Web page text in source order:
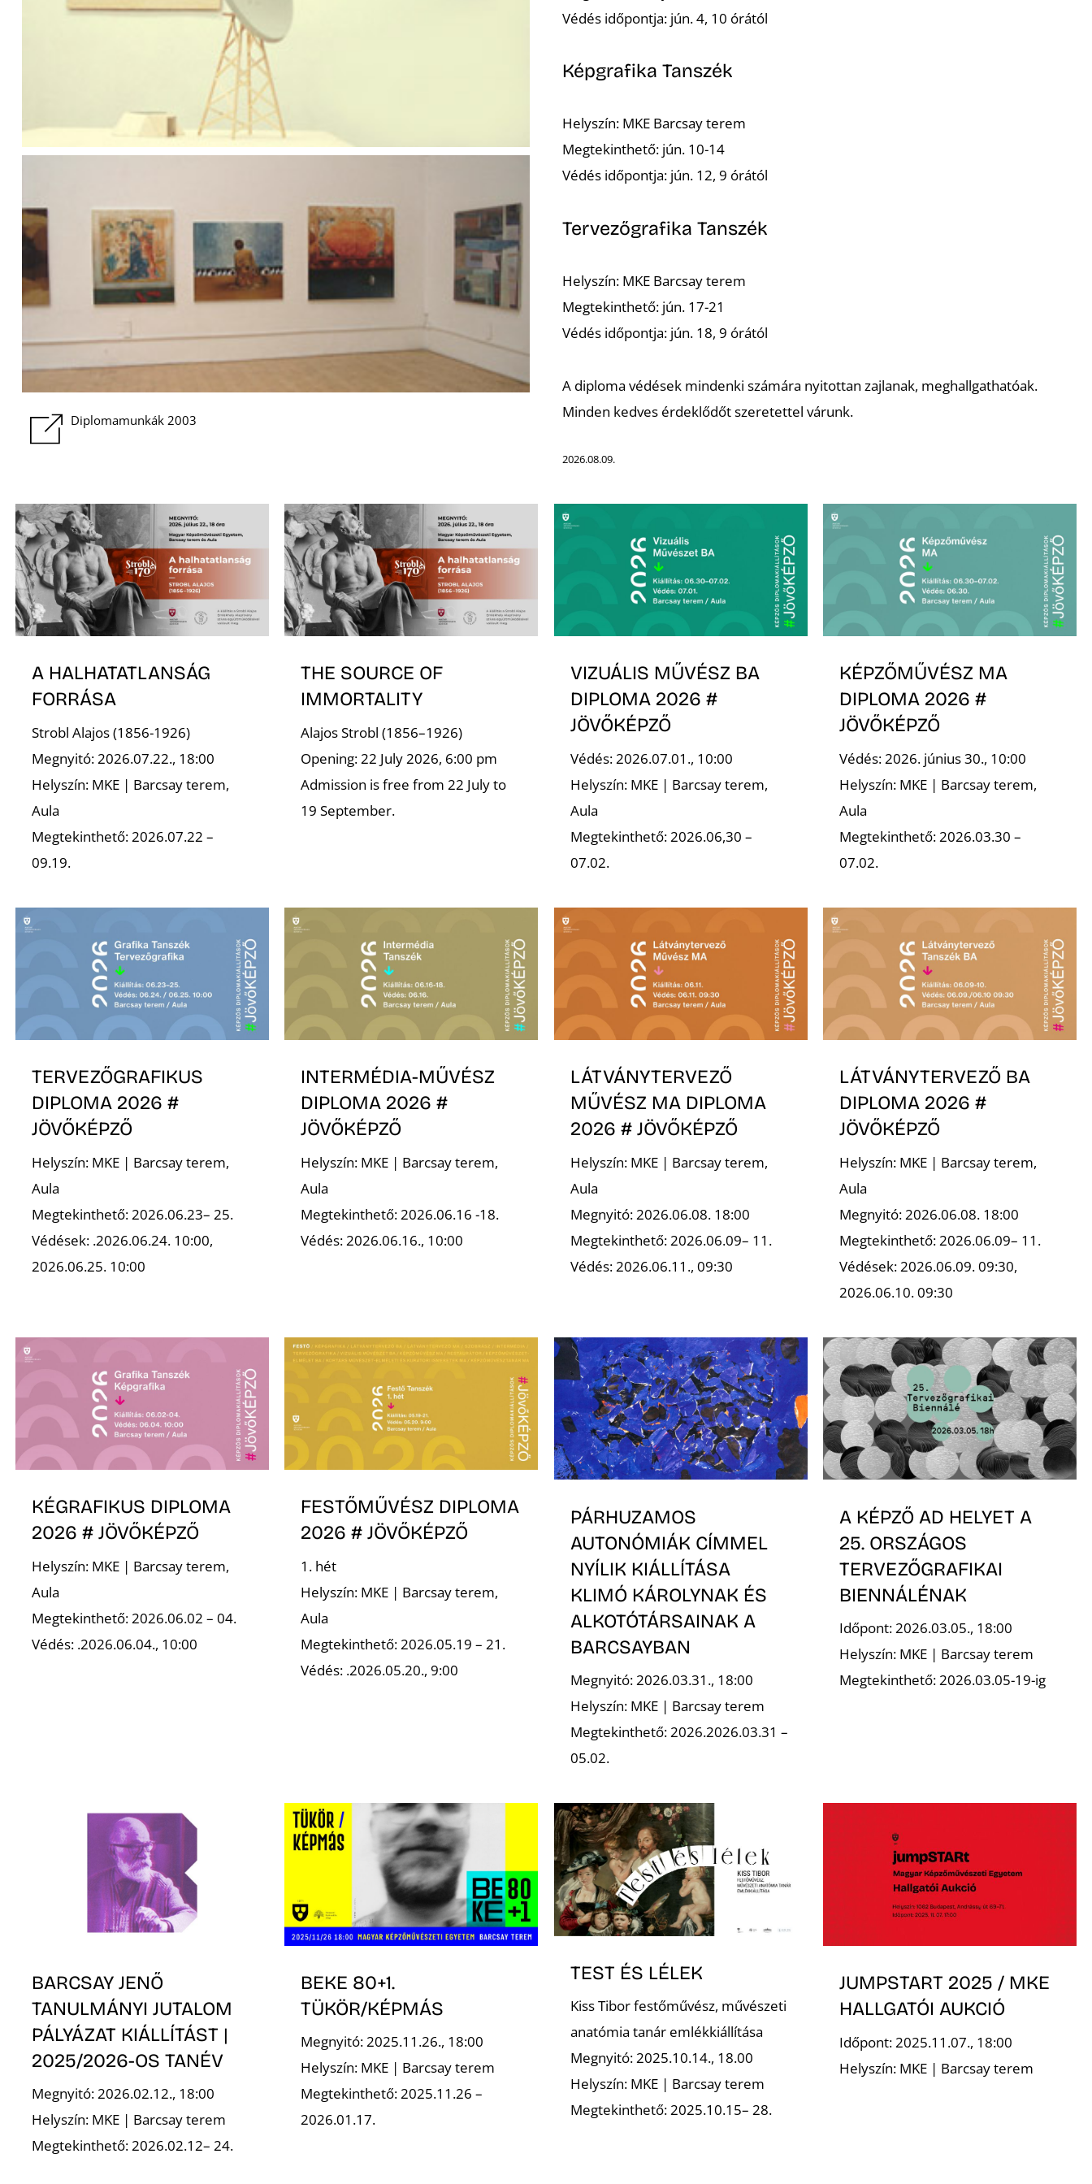
Diplomamunkák 2003
Védés időpontja: jún. 4, 10 órától
Képgrafika Tanszék
Helyszín: MKE Barcsay terem
Megtekinthető: jún. 10-14
Védés időpontja: jún. 12, 9 órától
Tervezőgrafika Tanszék
Helyszín: MKE Barcsay terem
Megtekinthető: jún. 17-21
Védés időpontja: jún. 18, 9 órától
A diploma védések mindenki számára nyitottan zajlanak, meghallgathatóak.
Minden kedves érdeklődőt szeretettel várunk.
2026.08.09.
A HALHATATLANSÁG
FORRÁSA
Strobl Alajos (1856-1926)
Megnyitó: 2026.07.22., 18:00
Helyszín: MKE | Barcsay terem,
Aula
Megtekinthető: 2026.07.22 –
09.19.
THE SOURCE OF
IMMORTALITY
Alajos Strobl (1856–1926)
Opening: 22 July 2026, 6:00 pm
Admission is free from 22 July to
19 September.
VIZUÁLIS MŰVÉSZ BA
DIPLOMA 2026 #
JÖVŐKÉPZŐ
Védés: 2026.07.01., 10:00
Helyszín: MKE | Barcsay terem,
Aula
Megtekinthető: 2026.06,30 –
07.02.
KÉPZŐMŰVÉSZ MA
DIPLOMA 2026 #
JÖVŐKÉPZŐ
Védés: 2026. június 30., 10:00
Helyszín: MKE | Barcsay terem,
Aula
Megtekinthető: 2026.03.30 –
07.02.
TERVEZŐGRAFIKUS
DIPLOMA 2026 #
JÖVŐKÉPZŐ
Helyszín: MKE | Barcsay terem,
Aula
Megtekinthető: 2026.06.23– 25.
Védések: .2026.06.24. 10:00,
2026.06.25. 10:00
INTERMÉDIA-MŰVÉSZ
DIPLOMA 2026 #
JÖVŐKÉPZŐ
Helyszín: MKE | Barcsay terem,
Aula
Megtekinthető: 2026.06.16 -18.
Védés: 2026.06.16., 10:00
LÁTVÁNYTERVEZŐ
MŰVÉSZ MA DIPLOMA
2026 # JÖVŐKÉPZŐ
Helyszín: MKE | Barcsay terem,
Aula
Megnyitó: 2026.06.08. 18:00
Megtekinthető: 2026.06.09– 11.
Védés: 2026.06.11., 09:30
LÁTVÁNYTERVEZŐ BA
DIPLOMA 2026 #
JÖVŐKÉPZŐ
Helyszín: MKE | Barcsay terem,
Aula
Megnyitó: 2026.06.08. 18:00
Megtekinthető: 2026.06.09– 11.
Védések: 2026.06.09. 09:30,
2026.06.10. 09:30
KÉGRAFIKUS DIPLOMA
2026 # JÖVŐKÉPZŐ
Helyszín: MKE | Barcsay terem,
Aula
Megtekinthető: 2026.06.02 – 04.
Védés: .2026.06.04., 10:00
FESTŐMŰVÉSZ DIPLOMA
2026 # JÖVŐKÉPZŐ
1. hét
Helyszín: MKE | Barcsay terem,
Aula
Megtekinthető: 2026.05.19 – 21.
Védés: .2026.05.20., 9:00
PÁRHUZAMOS
AUTONÓMIÁK CÍMMEL
NYÍLIK KIÁLLÍTÁSA
KLIMÓ KÁROLYNAK ÉS
ALKOTÓTÁRSAINAK A
BARCSAYBAN
Megnyitó: 2026.03.31., 18:00
Helyszín: MKE | Barcsay terem
Megtekinthető: 2026.2026.03.31 –
05.02.
A KÉPZŐ AD HELYET A
25. ORSZÁGOS
TERVEZŐGRAFIKAI
BIENNÁLÉNAK
Időpont: 2026.03.05., 18:00
Helyszín: MKE | Barcsay terem
Megtekinthető: 2026.03.05-19-ig
BARCSAY JENŐ
TANULMÁNYI JUTALOM
PÁLYÁZAT KIÁLLÍTÁST |
2025/2026-OS TANÉV
Megnyitó: 2026.02.12., 18:00
Helyszín: MKE | Barcsay terem
Megtekinthető: 2026.02.12– 24.
BEKE 80+1.
TÜKÖR/KÉPMÁS
Megnyitó: 2025.11.26., 18:00
Helyszín: MKE | Barcsay terem
Megtekinthető: 2025.11.26 –
2026.01.17.
TEST ÉS LÉLEK
Kiss Tibor festőművész, művészeti
anatómia tanár emlékkiállítása
Megnyitó: 2025.10.14., 18.00
Helyszín: MKE | Barcsay terem
Megtekinthető: 2025.10.15– 28.
JUMPSTART 2025 / MKE
HALLGATÓI AUKCIÓ
Időpont: 2025.11.07., 18:00
Helyszín: MKE | Barcsay terem